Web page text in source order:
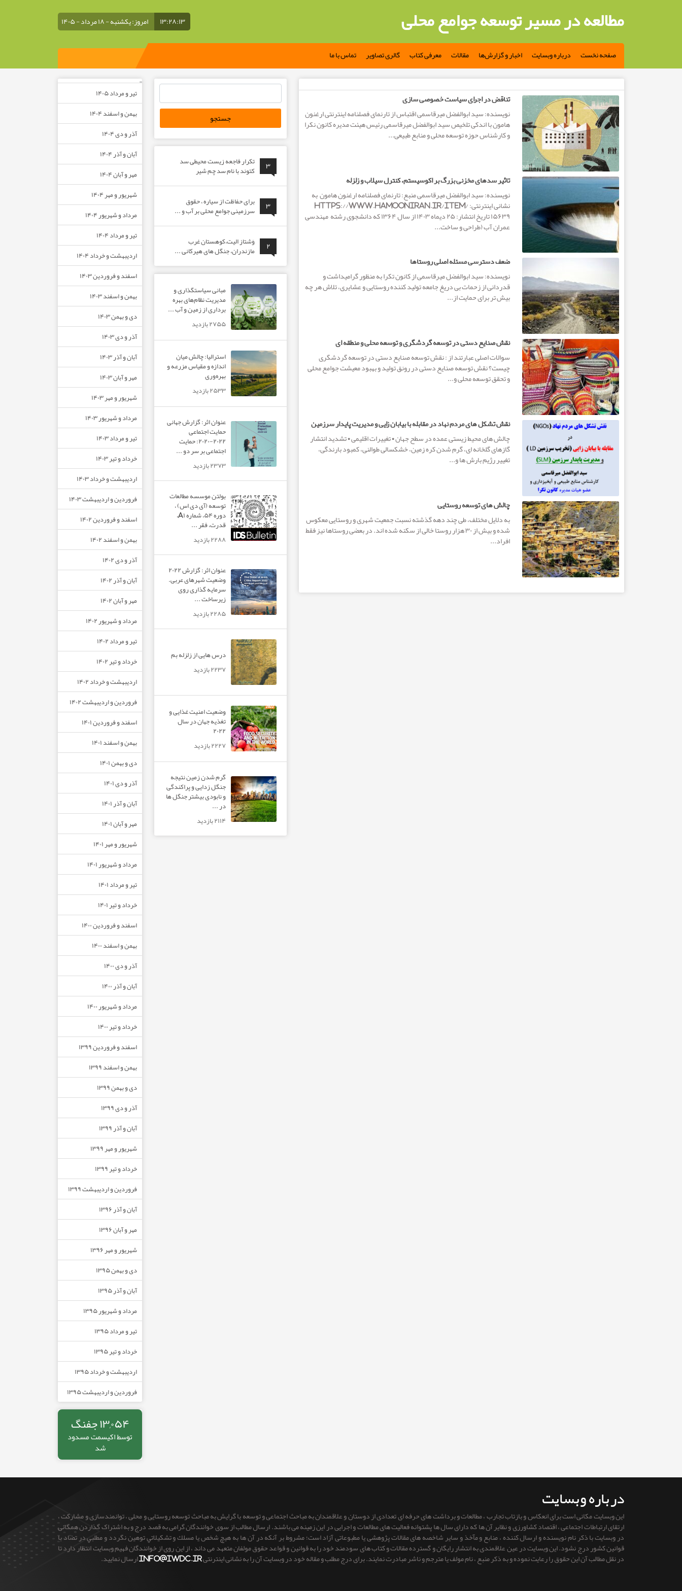
مطالعه در مسیر توسعه جوامع محلی ۱۳:۲۸:۱۴ امروز: یکشنبه - ۱۸ مرداد - ۱۴۰۵
صفحه نخست درباره وبسایت اخبار و گزارش‌ها مقالات معرفی کتاب گالری تصاویر تماس با ما
تناقض در اجرای سیاست خصوصی سازی
نویسنده: سید ابوالفضل میرقاسمی اقتباس از تارنمای فصلنامه اینترنتی ارغنون
هامون با اندکی تلخیص سید ابوالفضل میرقاسمی رئیس هیئت مدیره کانون نکرا
و کارشناس حوزه توسعه محلی و منابع طبیعی...
تاثیر سدهای مخزنی بزرگ بر اکوسیستم، کنترل سیلاب و زلزله
نویسنده: سید ابوالفضل میرقاسمی منبع: تارنمای فصلنامه ارغنون هامون به
نشانی اینترنتی: https://www.hamooniran.ir/item/
۱۵۶۳۹ تاریخ انتشار: ۲۵ دیماه ۱۴۰۳ از سال ۱۳۶۴ که دانشجوی رشته مهندسی
عمران آب (طراحی و ساخت...
ضعف دسترسی مسئله اصلی روستاها
نویسنده: سید ابوالفضل میرقاسمی از کانون تکرا به منظور گرامیداشت و
قدردانی از زحمات بی دریغ جامعه تولید کننده روستایی و عشایری، تلاش هر چه
بیش تر برای حمایت از...
نقش صنایع دستی در توسعه گردشگری و توسعه محلی و منطقه ای
سوالات اصلی عبارتند از : نقش توسعه صنایع دستی در توسعه گردشگری
چیست؟ نقش توسعه صنایع دستی در رونق تولید و بهبود معیشت جوامع محلی
و تحقق توسعه محلی و...
نقش تشکل های مردم نهاد در مقابله با بیابان زایی و مدیریت پایدار سرزمین
چالش های محیط زیستی عمده در سطح جهان • تغییرات اقلیمی • تشدید انتشار
گازهای گلخانه ای، گرم شدن کره زمین، خشکسالی طوالنی، کمبود بارندگی،
تغییر رژیم بارش ها و...
چالش­ های توسعه روستایی
به دلایل مختلف، طی چند دهه گذشته نسبت جمعیت شهری و روستایی معکوس
شده و بیش از ۳۰ هزار روستا خالی از سکنه شده اند. در بعضی روستاها نیز فقط
افراد...
۳
تکرار فاجعه زیست محیطی سد
کتوند با نام سد چم شیر
۳
برای حفاظت از سیاره ، حقوق
سرزمینی جوامع محلی بر آب و ...
۲
وَشتاز الیت،کوهستان غرب
مازندران، جنگل های هیرکانی ...
مبانی سیاستگذاری و
مدیریت نظام‌های بهره‌
برداری از زمین و آب ...
۲۷۵۵ بازدید
استرالیا: چالش میان
اندازه و مقیاس مزرعه و
بهره‌وری
۲۵۳۳ بازدید
عنوان اثر: گزارش جهانی
حمایت اجتماعی
۲۰۲۲-۲۰۲۰: حمایت
اجتماعی بر سر دو ...
۲۳۷۳ بازدید
بولتن موسسه مطالعات
توسعه (آی دی اس) ،
دوره ۵۴، شماره A۱،
قدرت، فقر ...
۲۲۸۸ بازدید
عنوان اثر: گزارش ۲۰۲۲
وضعیت شهرهای عربی.
سرمایه گذاری روی
زیرساخت ...
۲۲۸۵ بازدید
درس هایی از زلزله بم
۲۲۳۷ بازدید
وضعیت امنیت غذایی و
تغذیه جهان در سال
۲۰۲۲
۲۲۲۷ بازدید
گرم شدن زمین نتیجه
جنگل زدایی و پراکندگی
و نابودی بیشتر جنگل ها
در ...
۲۱۱۴ بازدید
–
تیر و مرداد ۱۴۰۵
بهمن و اسفند ۱۴۰۴
آذر و دی ۱۴۰۴
آبان و آذر ۱۴۰۴
مهر و آبان ۱۴۰۴
شهریور و مهر ۱۴۰۴
مرداد و شهریور ۱۴۰۴
تیر و مرداد ۱۴۰۴
اردیبهشت و خرداد ۱۴۰۴
اسفند و فروردین ۱۴۰۳
بهمن و اسفند ۱۴۰۳
دی و بهمن ۱۴۰۳
آذر و دی ۱۴۰۳
آبان و آذر ۱۴۰۳
مهر و آبان ۱۴۰۳
شهریور و مهر ۱۴۰۳
مرداد و شهریور ۱۴۰۳
تیر و مرداد ۱۴۰۳
خرداد و تیر ۱۴۰۳
اردیبهشت و خرداد ۱۴۰۳
فروردین و اردیبهشت ۱۴۰۳
اسفند و فروردین ۱۴۰۲
بهمن و اسفند ۱۴۰۲
آذر و دی ۱۴۰۲
آبان و آذر ۱۴۰۲
مهر و آبان ۱۴۰۲
مرداد و شهریور ۱۴۰۲
تیر و مرداد ۱۴۰۲
خرداد و تیر ۱۴۰۲
اردیبهشت و خرداد ۱۴۰۲
فروردین و اردیبهشت ۱۴۰۲
اسفند و فروردین ۱۴۰۱
بهمن و اسفند ۱۴۰۱
دی و بهمن ۱۴۰۱
آذر و دی ۱۴۰۱
آبان و آذر ۱۴۰۱
مهر و آبان ۱۴۰۱
شهریور و مهر ۱۴۰۱
مرداد و شهریور ۱۴۰۱
تیر و مرداد ۱۴۰۱
خرداد و تیر ۱۴۰۱
اسفند و فروردین ۱۴۰۰
بهمن و اسفند ۱۴۰۰
آذر و دی ۱۴۰۰
آبان و آذر ۱۴۰۰
مرداد و شهریور ۱۴۰۰
خرداد و تیر ۱۴۰۰
اسفند و فروردین ۱۳۹۹
بهمن و اسفند ۱۳۹۹
دی و بهمن ۱۳۹۹
آذر و دی ۱۳۹۹
آبان و آذر ۱۳۹۹
شهریور و مهر ۱۳۹۹
خرداد و تیر ۱۳۹۹
فروردین و اردیبهشت ۱۳۹۹
آبان و آذر ۱۳۹۶
مهر و آبان ۱۳۹۶
شهریور و مهر ۱۳۹۶
دی و بهمن ۱۳۹۵
آبان و آذر ۱۳۹۵
مرداد و شهریور ۱۳۹۵
تیر و مرداد ۱۳۹۵
خرداد و تیر ۱۳۹۵
اردیبهشت و خرداد ۱۳۹۵
فروردین و اردیبهشت ۱۳۹۵
۱۳,۰۵۴ جفنگ
توسط اکیسمت مسدود
شد
درباره وبسایت
این وبسایت مکانی است برای انعکاس و بازتاب تجارب ، مطالعات و برداشت های حرفه ای تعدادی از دوستان و علاقمندان به مباحث اجتماعی و توسعه با گرایش به مباحث توسعه روستایی و محلی ، توانمندسازی و مشارکت ،
ارتقای ارتباطات اجتماعی ، اقتصاد کشاورزی و نظایر آن ها که دارای سال ها پشتوانه فعالیت های مطالعات و اجرایی در این زمینه می باشند. ارسال مطالب از سوی خوانندگان گرامی به قصد درج و به اشتراک گذاردن همگانی
در وبسایت با ذکر نام نویسنده و ارسال کننده ، منابع و مآخذ و سایر شاخصه های مقالات پژوهشی یا مطبوعاتی آزاد است؛ مشروط بر آنكه در آن ها به هيچ شخص يا مسلك و تشكيلاتي توهين نگردد و مطلبي در تضاد با
قوانين كشور درج نشود. این وبسایت در عین علاقمندی به انتشار رایگان و گسترده مقالات و کتاب های سودمند خود را به قوانین و قواعد حقوق مولفان متعهد می داند ، از این روی از خوانندگان فهیم وبسایت انتظار دارد تا
در نقل مطالب آن این حقوق را رعایت نموده و به ذکر منبع ، نام مولف یا مترجم و ناشر مبادرت نمایند. برای درج مطلب و مقاله خود در وبسایت آن را به نشانی اینترنتیinfo@iwdc.irارسال نمایید.